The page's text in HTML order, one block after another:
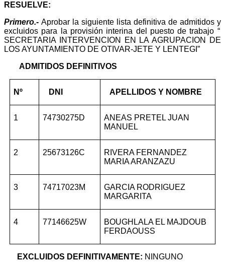
RESUELVE:
Primero.- Aprobar la siguiente lista definitiva de admitidos y
excluidos para la provisión interina del puesto de trabajo “
SECRETARIA INTERVENCION EN LA AGRUPACION DE
LOS AYUNTAMIENTO DE OTIVAR-JETE Y LENTEGI”
ADMITIDOS DEFINITIVOS
Nº DNI APELLIDOS Y NOMBRE
1 74730275D
ANEAS PRETEL JUAN
MANUEL
2 25673126C
RIVERA FERNANDEZ
MARIA ARANZAZU
3 74717023M
GARCIA RODRIGUEZ
MARGARITA
4 77146625W
BOUGHLALA EL MAJDOUB
FERDAOUSS
EXCLUIDOS DEFINITIVAMENTE: NINGUNO